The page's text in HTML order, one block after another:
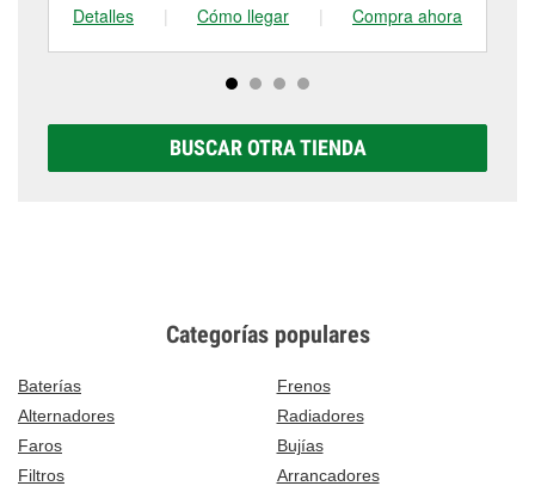
Detalles
| Cómo llegar | Compra ahora
BUSCAR OTRA TIENDA
Categorías populares
Baterías
Frenos
Alternadores
Radiadores
Faros
Bujías
Filtros
Arrancadores